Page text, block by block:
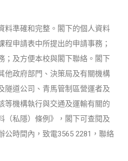
料準確和完整。閣下的個人資料
程申請表中所提出的申請事務；
；及方便本校與閣下聯絡。閣下
他政府部門、決策局及有關機構
隧道公司、青馬管制區營運者及
等機構執行與交通及運輸有關的
（私隱）條例》，閣下可查閱及
公時間內，致電3565 2281，聯絡